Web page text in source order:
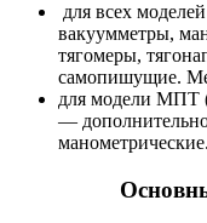
для всех
вакуумметры,
тягомеры,
самопишущие.
для модели МПТ
—